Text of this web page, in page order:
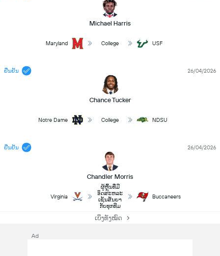
Michael Harris
Maryland College USF
ຢືນຢັນ
Chance Tucker
26/04/2026
Notre Dame College NDSU
ຢືນຢັນ
Chandler Morris
26/04/2026
Virginia
ຜູ້ຫຼິ້ນທີ່ມີ
ອິດສະຫລະ
ເຊັນສັນຍາ
ກັບທຸກທີມ
Buccaneers
ເບິ່ງທັງໝົດ
Ad